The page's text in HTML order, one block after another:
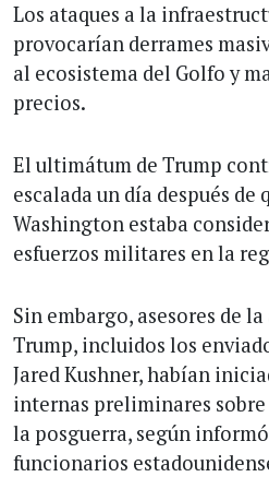
Los ataques a la
provocarían derrames
al ecosistema del Golfo y
precios.
El ultimátum de Trump
escalada un día después de
Washington estaba
esfuerzos militares en la
Sin embargo, asesores de
Trump, incluidos los
Jared Kushner, habían
internas preliminares
la posguerra, según
funcionarios